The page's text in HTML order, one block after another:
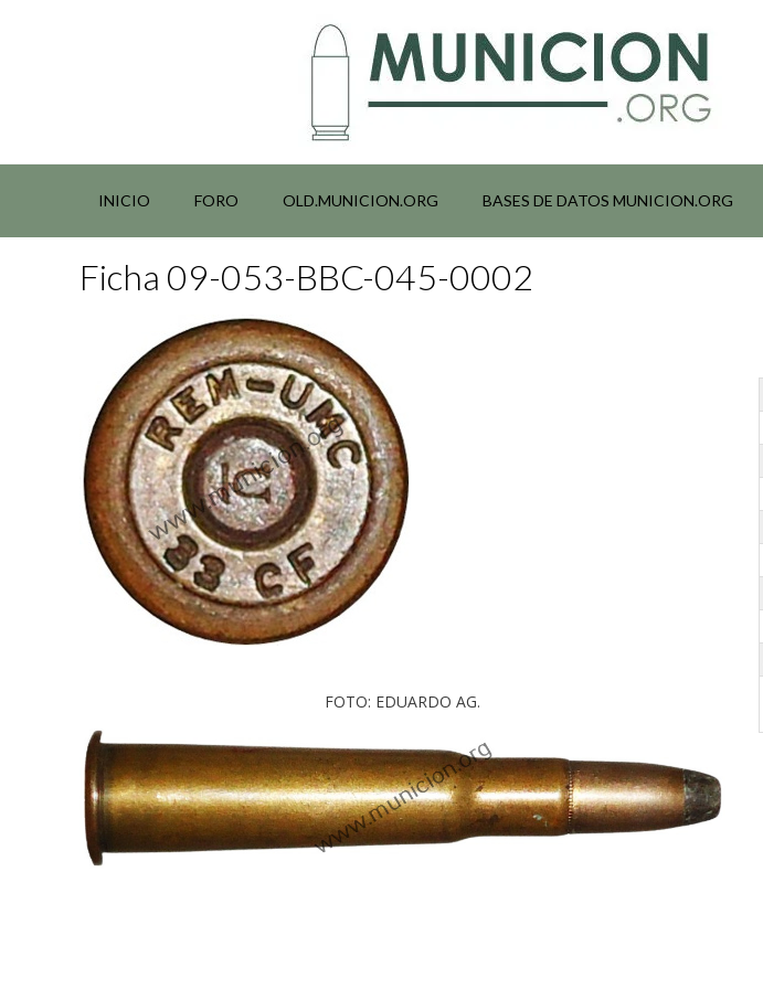
INICIO FORO OLD.MUNICION.ORG BASES DE DATOS MUNICION.ORG
Ficha 09-053-BBC-045-0002
FOTO: EDUARDO AG.